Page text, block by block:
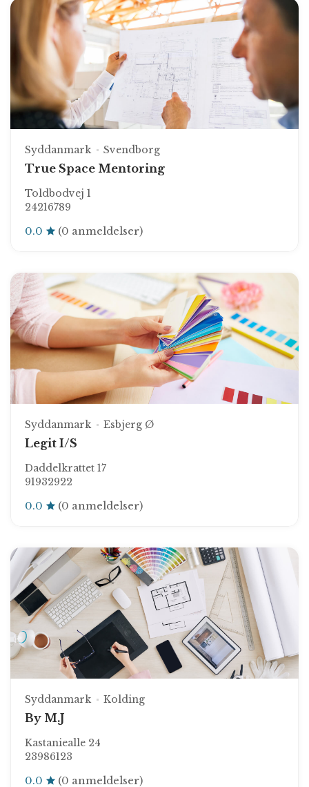
Syddanmark Svendborg
True Space Mentoring
Toldbodvej 1
24216789
0.0 (0 anmeldelser)
Syddanmark Esbjerg Ø
Legit I/S
Daddelkrattet 17
91932922
0.0 (0 anmeldelser)
Syddanmark Kolding
By M.J
Kastaniealle 24
23986123
0.0 (0 anmeldelser)